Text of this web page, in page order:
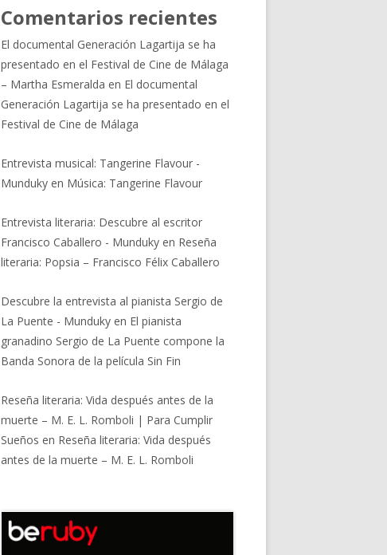
Comentarios recientes
El documental Generación Lagartija se ha
presentado en el Festival de Cine de Málaga
– Martha Esmeralda en El documental
Generación Lagartija se ha presentado en el
Festival de Cine de Málaga
Entrevista musical: Tangerine Flavour -
Munduky en Música: Tangerine Flavour
Entrevista literaria: Descubre al escritor
Francisco Caballero - Munduky en Reseña
literaria: Popsia – Francisco Félix Caballero
Descubre la entrevista al pianista Sergio de
La Puente - Munduky en El pianista
granadino Sergio de La Puente compone la
Banda Sonora de la película Sin Fin
Reseña literaria: Vida después antes de la
muerte – M. E. L. Romboli | Para Cumplir
Sueños en Reseña literaria: Vida después
antes de la muerte – M. E. L. Romboli